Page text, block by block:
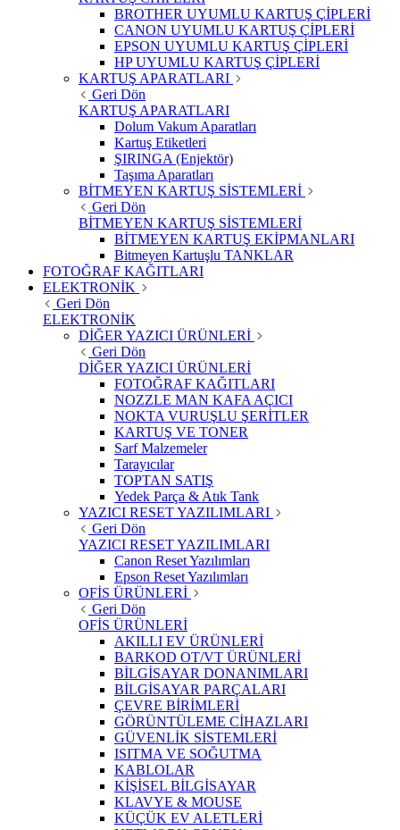
BROTHER UYUMLU KARTUŞ ÇİPLERİ
CANON UYUMLU KARTUŞ ÇİPLERİ
EPSON UYUMLU KARTUŞ ÇİPLERİ
HP UYUMLU KARTUŞ ÇİPLERİ
KARTUŞ APARATLARI
Geri Dön
KARTUŞ APARATLARI
Dolum Vakum Aparatları
Kartuş Etiketleri
ŞIRINGA (Enjektör)
Taşıma Aparatları
BİTMEYEN KARTUŞ SİSTEMLERİ
Geri Dön
BİTMEYEN KARTUŞ SİSTEMLERİ
BİTMEYEN KARTUŞ EKİPMANLARI
Bitmeyen Kartuşlu TANKLAR
FOTOĞRAF KAĞITLARI
ELEKTRONİK
Geri Dön
ELEKTRONİK
DİĞER YAZICI ÜRÜNLERİ
Geri Dön
DİĞER YAZICI ÜRÜNLERİ
FOTOĞRAF KAĞITLARI
NOZZLE MAN KAFA AÇICI
NOKTA VURUŞLU ŞERİTLER
KARTUŞ VE TONER
Sarf Malzemeler
Tarayıcılar
TOPTAN SATIŞ
Yedek Parça & Atık Tank
YAZICI RESET YAZILIMLARI
Geri Dön
YAZICI RESET YAZILIMLARI
Canon Reset Yazılımları
Epson Reset Yazılımları
OFİS ÜRÜNLERİ
Geri Dön
OFİS ÜRÜNLERİ
AKILLI EV ÜRÜNLERİ
BARKOD OT/VT ÜRÜNLERİ
BİLGİSAYAR DONANIMLARI
BİLGİSAYAR PARÇALARI
ÇEVRE BİRİMLERİ
GÖRÜNTÜLEME CİHAZLARI
GÜVENLİK SİSTEMLERİ
ISITMA VE SOĞUTMA
KABLOLAR
KİŞİSEL BİLGİSAYAR
KLAVYE & MOUSE
KÜÇÜK EV ALETLERİ